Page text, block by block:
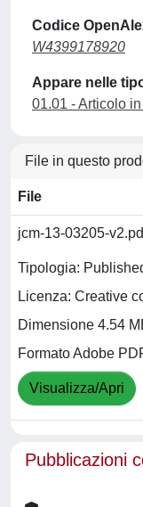
Codice
W4399178920
Appare nelle
01.01 - Articolo
File in questo
File
jcm-13-03205-
Tipologia:
Licenza: Creative
Dimensione 4.54
Formato Adobe
Visualizza/Apri
Pubblicazioni